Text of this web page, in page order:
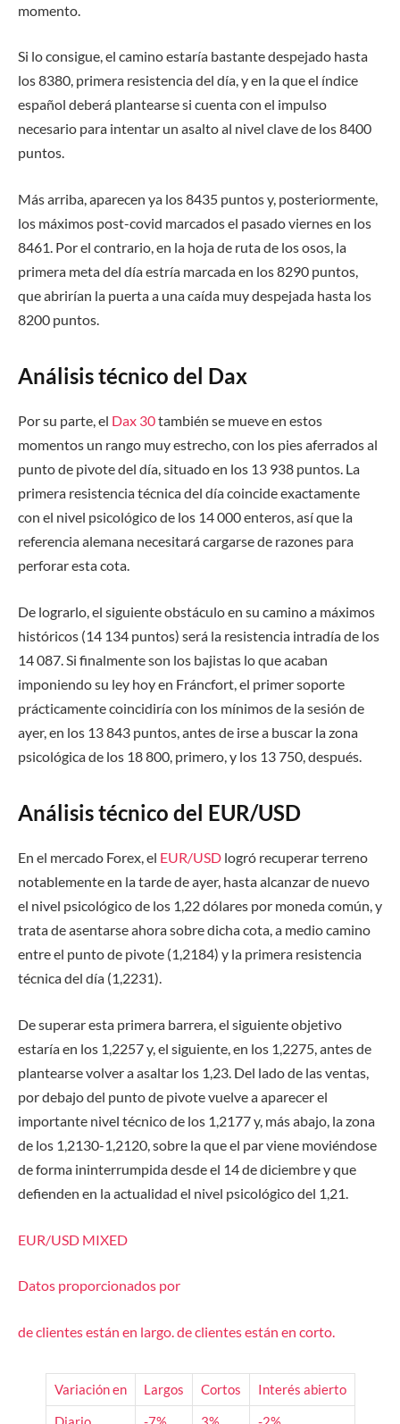
momento.
Si lo consigue, el camino estaría bastante despejado hasta
los 8380, primera resistencia del día, y en la que el índice
español deberá plantearse si cuenta con el impulso
necesario para intentar un asalto al nivel clave de los 8400
puntos.
Más arriba, aparecen ya los 8435 puntos y, posteriormente,
los máximos post-covid marcados el pasado viernes en los
8461. Por el contrario, en la hoja de ruta de los osos, la
primera meta del día estría marcada en los 8290 puntos,
que abrirían la puerta a una caída muy despejada hasta los
8200 puntos.
Análisis técnico del Dax
Por su parte, el Dax 30también se mueve en estos
momentos un rango muy estrecho, con los pies aferrados al
punto de pivote del día, situado en los 13 938 puntos. La
primera resistencia técnica del día coincide exactamente
con el nivel psicológico de los 14 000 enteros, así que la
referencia alemana necesitará cargarse de razones para
perforar esta cota.
De lograrlo, el siguiente obstáculo en su camino a máximos
históricos (14 134 puntos) será la resistencia intradía de los
14 087. Si finalmente son los bajistas lo que acaban
imponiendo su ley hoy en Fráncfort, el primer soporte
prácticamente coincidiría con los mínimos de la sesión de
ayer, en los 13 843 puntos, antes de irse a buscar la zona
psicológica de los 18 800, primero, y los 13 750, después.
Análisis técnico del EUR/USD
En el mercado Forex, el EUR/USD logró recuperar terreno
notablemente en la tarde de ayer, hasta alcanzar de nuevo
el nivel psicológico de los 1,22 dólares por moneda común, y
trata de asentarse ahora sobre dicha cota, a medio camino
entre el punto de pivote (1,2184) y la primera resistencia
técnica del día (1,2231).
De superar esta primera barrera, el siguiente objetivo
estaría en los 1,2257 y, el siguiente, en los 1,2275, antes de
plantearse volver a asaltar los 1,23. Del lado de las ventas,
por debajo del punto de pivote vuelve a aparecer el
importante nivel técnico de los 1,2177 y, más abajo, la zona
de los 1,2130-1,2120, sobre la que el par viene moviéndose
de forma ininterrumpida desde el 14 de diciembre y que
defienden en la actualidad el nivel psicológico del 1,21.
EUR/USD MIXED
Datos proporcionados por
de clientes están en largo.de clientes están en corto.
Variación en Largos Cortos
Interés abierto